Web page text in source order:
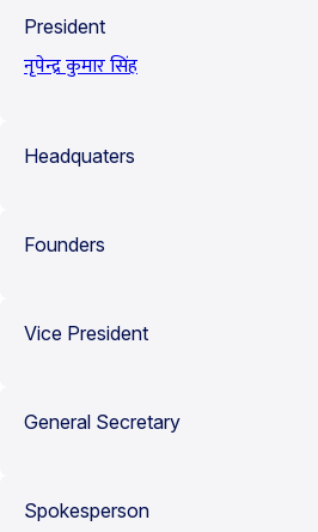
President
नृपेन्द्र कुमार सिंह
Headquaters
Founders
Vice President
General Secretary
Spokesperson